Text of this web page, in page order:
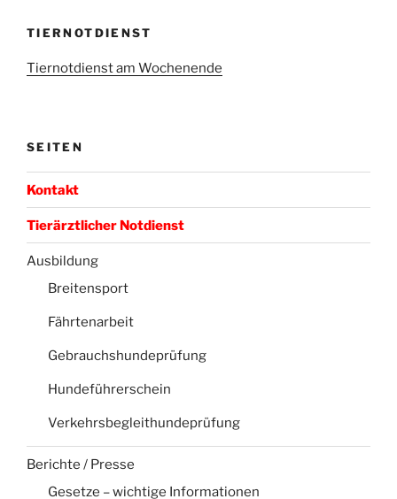
TIERNOTDIENST
Tiernotdienst am Wochenende
SEITEN
Kontakt
Tierärztlicher Notdienst
Ausbildung
Breitensport
Fährtenarbeit
Gebrauchshundeprüfung
Hundeführerschein
Verkehrsbegleithundeprüfung
Berichte / Presse
Gesetze – wichtige Informationen